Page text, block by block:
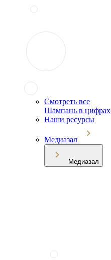
Смотреть все
Шампань в цифрах
Наши ресурсы
Медиазал
Медиазал